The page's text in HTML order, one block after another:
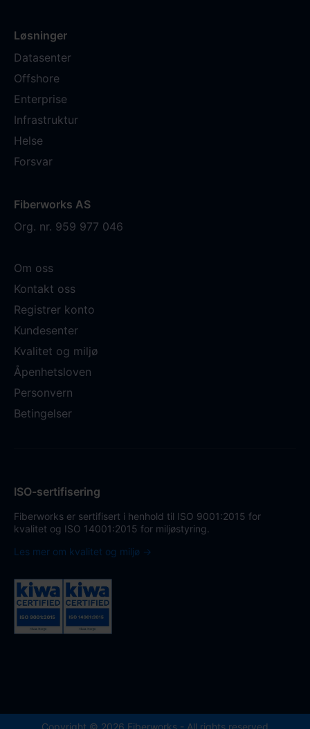
Løsninger
Datasenter
Offshore
Enterprise
Infrastruktur
Helse
Forsvar
Fiberworks AS
Org. nr. 959 977 046
Om oss
Kontakt oss
Registrer konto
Kundesenter
Kvalitet og miljø
Åpenhetsloven
Personvern
Betingelser
ISO-sertifisering
Fiberworks er sertifisert i henhold til ISO 9001:2015 for
kvalitet og ISO 14001:2015 for miljøstyring.
Les mer om kvalitet og miljø →
Copyright © 2026 Fiberworks - All rights reserved